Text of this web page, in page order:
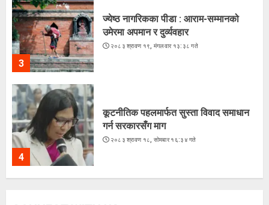
3
ज्येष्ठ नागरिकका पीडा : आराम-सम्मानको
उमेरमा अपमान र दुर्व्यवहार
२०८३ श्रावण १९, मंगलवार १३:३८ गते
4
कूटनीतिक पहलमार्फत सुस्ता विवाद समाधान
गर्न सरकारसँग माग
२०८३ श्रावण १८, सोमबार १६:३४ गते